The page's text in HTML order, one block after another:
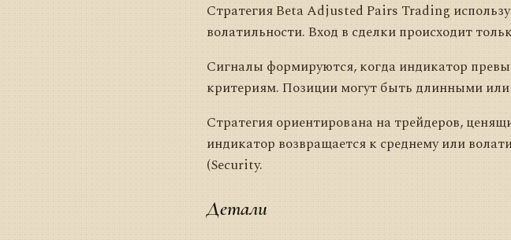
Стратегия Beta Adjusted Pairs Trading
волатильности. Вход в сделки происходит
Сигналы формируются, когда индикатор
критериям. Позиции могут быть длинными
Стратегия ориентирована на трейдеров,
индикатор возвращается к среднему или
(Security.
Детали